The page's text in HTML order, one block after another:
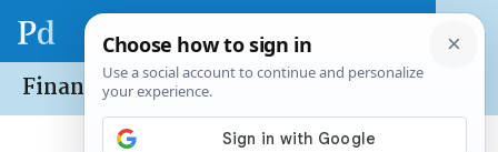
Financije /Tržišta